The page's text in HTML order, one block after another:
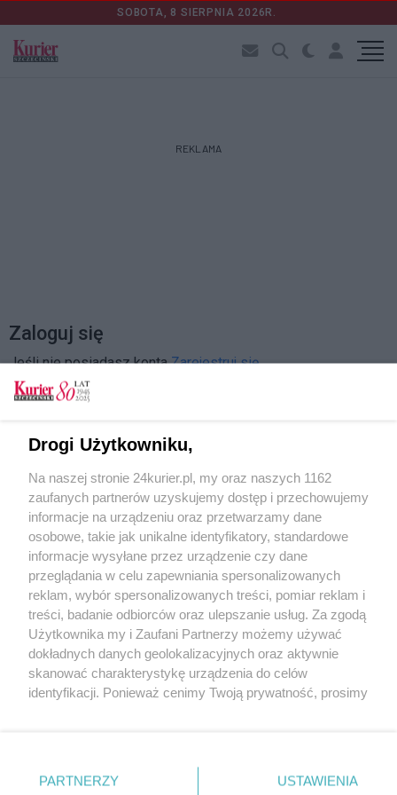
SOBOTA, 8 SIERPNIA 2026R.
REKLAMA
Zaloguj się
Jeśli nie posiadasz kontaZarejestruj się
Zapamiętać?
Zaloguj
Zapomniałem hasła
Copyright © 2022 Kurier Szczeciński sp. z o.o.
Drogi Użytkowniku,
Na naszej stronie 24kurier.pl, my oraz naszych 1162
zaufanych partnerów uzyskujemy dostęp i przechowujemy
informacje na urządzeniu oraz przetwarzamy dane
osobowe, takie jak unikalne identyfikatory, standardowe
informacje wysyłane przez urządzenie czy dane
przeglądania w celu zapewniania spersonalizowanych
reklam, wybór spersonalizowanych treści, pomiar reklam i
treści, badanie odbiorców oraz ulepszanie usług. Za zgodą
Użytkownika my i Zaufani Partnerzy możemy używać
dokładnych danych geolokalizacyjnych oraz aktywnie
skanować charakterystykę urządzenia do celów
identyfikacji. Ponieważ cenimy Twoją prywatność, prosimy
prywatności znajdujący się w lewym dolnym rogu strony
. Niektóre rodzaje przetwarzania danych nie wymagają
PARTNERZY USTAWIENIA